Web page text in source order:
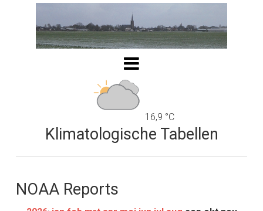
16,9 °C
Klimatologische Tabellen
NOAA Reports